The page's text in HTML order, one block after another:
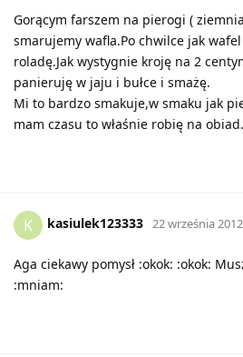
Gorącym farszem na pierogi (
smarujemy wafla.Po chwilce jak
roladę.Jak wystygnie kroję na 2
panieruję w jaju i bułce i smażę.
Mi to bardzo smakuje,w smaku jak
mam czasu to właśnie robię na obiad.
K kasiulek123333 22 września 2012
Aga ciekawy pomysł :okok: :okok:
:mniam: